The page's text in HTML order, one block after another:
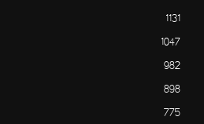
1131
1047
982
898
775